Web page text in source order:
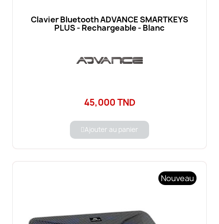
Clavier Bluetooth ADVANCE SMARTKEYS
PLUS - Rechargeable - Blanc
45,000 TND
Ajouter au panier
Nouveau